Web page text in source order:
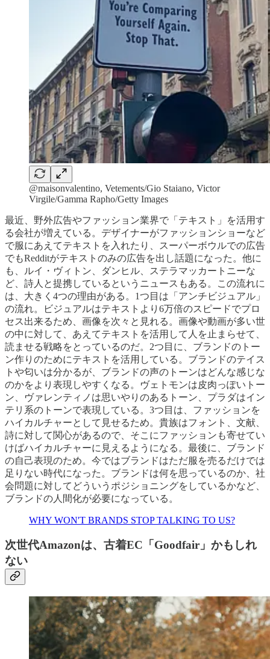
@maisonvalentino, Vetements/Gio Staiano, Victor
Virgile/Gamma Rapho/Getty Images
最近、野外広告やファッション業界で「テキスト」を活用す
る会社が増えている。デザイナーがファッションショーなど
で服にあえてテキストを入れたり、スーパーボウルでの広告
でもRedditがテキストのみの広告を出し話題になった。他に
も、ルイ・ヴィトン、ダンヒル、ステラマッカートニーな
ど、詩人と提携しているというニュースもある。この流れに
は、大きく4つの理由がある。1つ目は「アンチビジュアル」
の流れ。ビジュアルはテキストより6万倍のスピードでプロ
セス出来るため、画像を次々と見れる。画像や動画が多い世
の中に対して、あえてテキストを活用して人を止まらせて、
読ませる戦略をとっているのだ。2つ目に、ブランドのトー
ン作りのためにテキストを活用している。ブランドのテイス
トや匂いは分かるが、ブランドの声のトーンはどんな感じな
のかをより表現しやすくなる。ヴェトモンは皮肉っぽいトー
ン、ヴァレンティノは思いやりのあるトーン、プラダはイン
テリ系のトーンで表現している。3つ目は、ファッションを
ハイカルチャーとして見せるため。貴族はフォント、文献、
詩に対して関心があるので、そこにファッションも寄せてい
けばハイカルチャーに見えるようになる。最後に、ブランド
の自己表現のため。今ではブランドはただ服を売るだけでは
足りない時代になった。ブランドは何を思っているのか、社
会問題に対してどういうポジショニングをしているかなど、
ブランドの人間化が必要になっている。
WHY WON'T BRANDS STOP TALKING TO US?
次世代Amazonは、古着EC「Goodfair」かもしれ
ない